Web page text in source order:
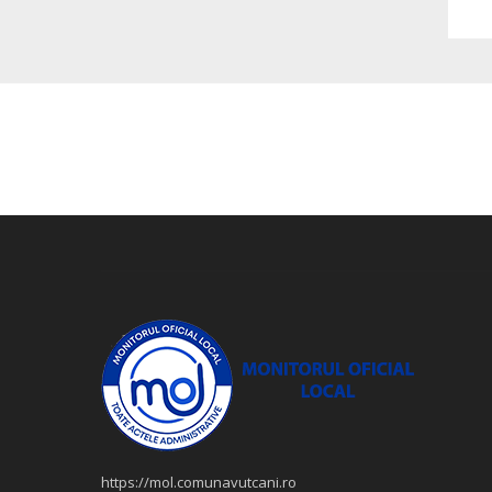
https://mol.comunavutcani.ro